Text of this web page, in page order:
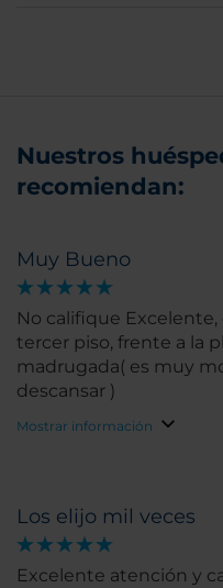
Nuestros
recomiendan:
Muy Bueno
No califique
tercer piso, frente a la
madrugada( es muy molesto. no
descansar )
Mostrar información
Los elijo mil veces
Excelente atención y